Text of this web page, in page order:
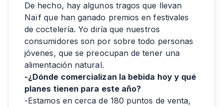
De hecho, hay algunos tragos que llevan
Naïf que han ganado premios en festivales
de coctelería. Yo diría que nuestros
consumidores son por sobre todo personas
jóvenes, que se preocupan de tener una
alimentación natural.
-¿Dónde comercializan la bebida hoy y qué
planes tienen para este año?
-Estamos en cerca de 180 puntos de venta,